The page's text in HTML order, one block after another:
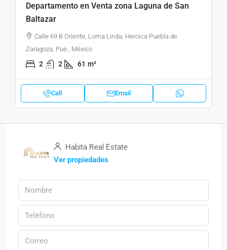
Departamento en Venta zona Laguna de San
Baltazar
Calle 69 B Oriente, Loma Linda, Heroica Puebla de
Zaragoza, Pue., México
2 2 61 m²
Call Email
Habita Real Estate
Ver propiedades